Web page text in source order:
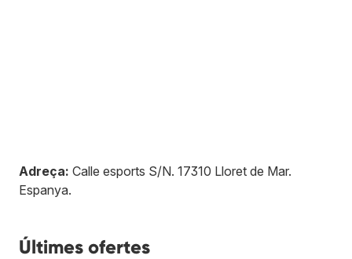
Adreça: Calle esports S/N. 17310 Lloret de Mar.
Espanya.
Últimes ofertes